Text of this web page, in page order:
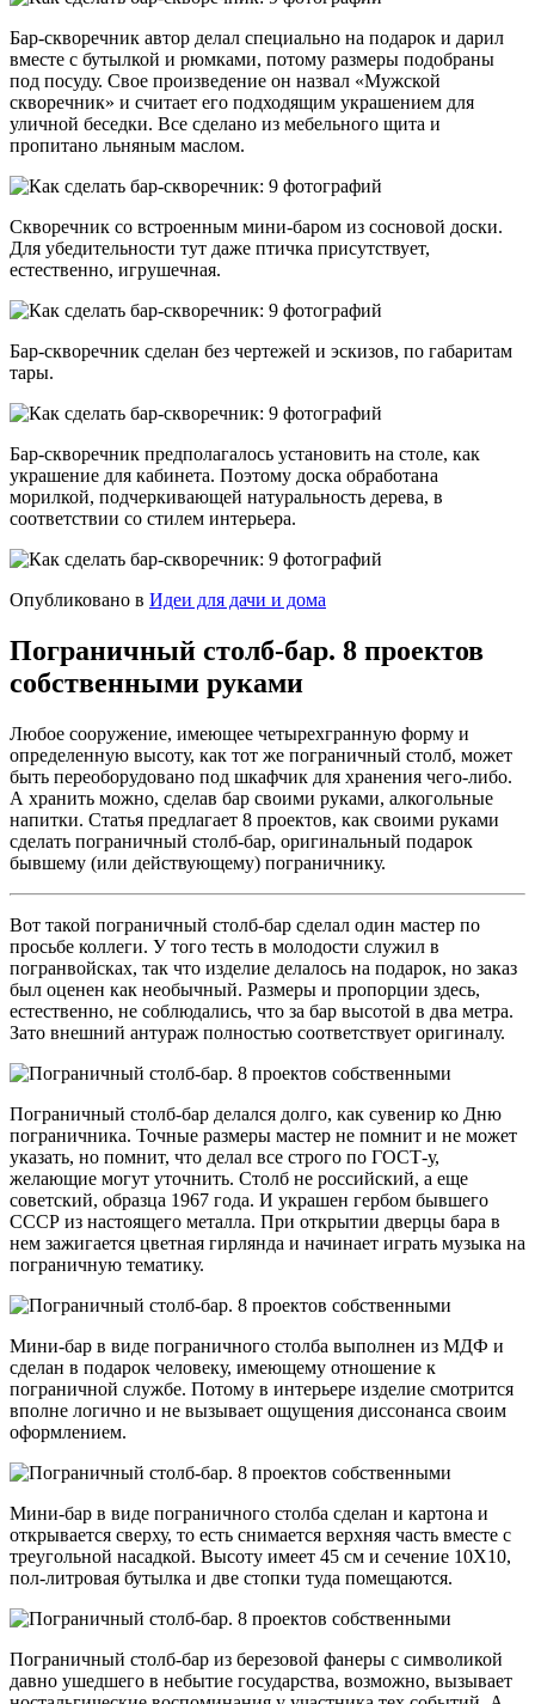
Бар-скворечник автор делал специально на подарок и дарил
вместе с бутылкой и рюмками, потому размеры подобраны
под посуду. Свое произведение он назвал «Мужской
скворечник» и считает его подходящим украшением для
уличной беседки. Все сделано из мебельного щита и
пропитано льняным маслом.
Скворечник со встроенным мини-баром из сосновой доски.
Для убедительности тут даже птичка присутствует,
естественно, игрушечная.
Бар-скворечник сделан без чертежей и эскизов, по габаритам
тары.
Бар-скворечник предполагалось установить на столе, как
украшение для кабинета. Поэтому доска обработана
морилкой, подчеркивающей натуральность дерева, в
соответствии со стилем интерьера.
Опубликовано в Идеи для дачи и дома
Пограничный столб-бар. 8 проектов
собственными руками
Любое сооружение, имеющее четырехгранную форму и
определенную высоту, как тот же пограничный столб, может
быть переоборудовано под шкафчик для хранения чего-либо.
А хранить можно, сделав бар своими руками, алкогольные
напитки. Статья предлагает 8 проектов, как своими руками
сделать пограничный столб-бар, оригинальный подарок
бывшему (или действующему) пограничнику.
Вот такой пограничный столб-бар сделал один мастер по
просьбе коллеги. У того тесть в молодости служил в
погранвойсках, так что изделие делалось на подарок, но заказ
был оценен как необычный. Размеры и пропорции здесь,
естественно, не соблюдались, что за бар высотой в два метра.
Зато внешний антураж полностью соответствует оригиналу.
Пограничный столб-бар делался долго, как сувенир ко Дню
пограничника. Точные размеры мастер не помнит и не может
указать, но помнит, что делал все строго по ГОСТ-у,
желающие могут уточнить. Столб не российский, а еще
советский, образца 1967 года. И украшен гербом бывшего
СССР из настоящего металла. При открытии дверцы бара в
нем зажигается цветная гирлянда и начинает играть музыка на
пограничную тематику.
Мини-бар в виде пограничного столба выполнен из МДФ и
сделан в подарок человеку, имеющему отношение к
пограничной службе. Потому в интерьере изделие смотрится
вполне логично и не вызывает ощущения диссонанса своим
оформлением.
Мини-бар в виде пограничного столба сделан и картона и
открывается сверху, то есть снимается верхняя часть вместе с
треугольной насадкой. Высоту имеет 45 см и сечение 10Х10,
пол-литровая бутылка и две стопки туда помещаются.
Пограничный столб-бар из березовой фанеры с символикой
давно ушедшего в небытие государства, возможно, вызывает